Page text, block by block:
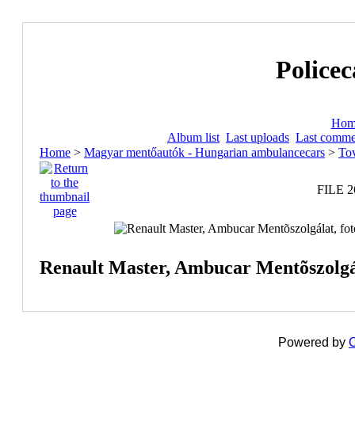
Album list Last uploads Last
Home > Magyar mentőautók - Hungarian ambulancecars >
FILE
Renault Master, Ambucar
Powered by